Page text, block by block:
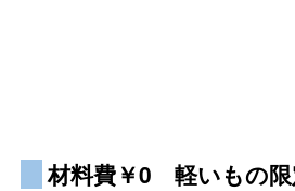
材料費￥0 軽いもの